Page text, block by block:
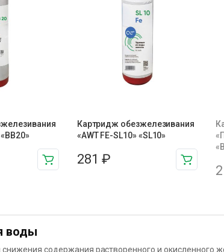
Картридж обезжелезивания
«AWT FE-SL10» «SL10»
281 ₽
воды
содержания растворенного и окисленного